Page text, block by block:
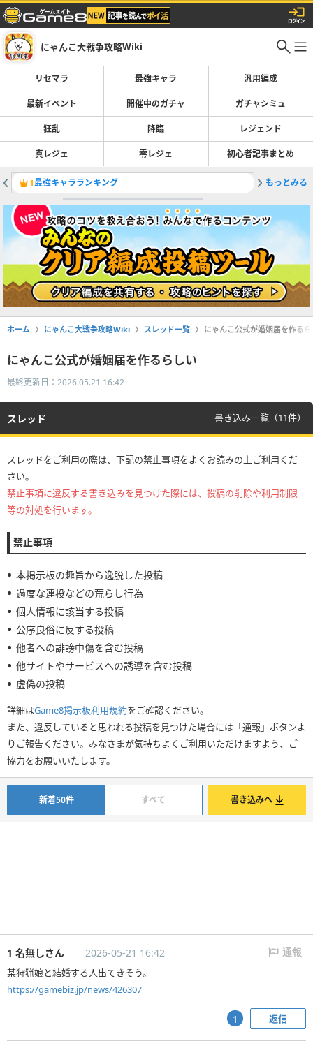
にゃんこ大戦争攻略Wiki
リセマラ 最強キャラ 汎用編成
最新イベント 開催中のガチャ ガチャシミュ
狂乱 降臨 レジェンド
真レジェ 零レジェ 初心者記事まとめ
1最強キャラランキング 2鉄腕！
もっとみる
ホーム にゃんこ大戦争攻略Wiki スレッド一覧 にゃんこ公式が婚姻届を作る
にゃんこ公式が婚姻届を作るらしい
最終更新日：2026.05.21 16:42
スレッド 書き込み一覧（11件）
スレッドをご利用の際は、下記の禁止事項をよくお読みの上ご利用くだ
さい。
禁止事項に違反する書き込みを見つけた際には、投稿の削除や利用制限
等の対処を行います。
禁止事項
本掲示板の趣旨から逸脱した投稿
過度な連投などの荒らし行為
個人情報に該当する投稿
公序良俗に反する投稿
他者への誹謗中傷を含む投稿
他サイトやサービスへの誘導を含む投稿
虚偽の投稿
詳細はGame8掲示板利用規約をご確認ください。
また、違反していると思われる投稿を見つけた場合には「通報」ボタンよ
りご報告ください。みなさまが気持ちよくご利用いただけますよう、ご
協力をお願いいたします。
新着50件 すべて 書き込みへ
1 名無しさん 2026-05-21 16:42 通報
https://gamebiz.jp/news/426307
返信
1